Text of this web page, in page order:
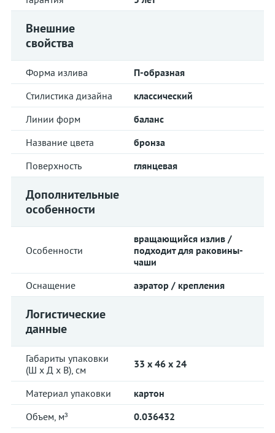
Внешние
свойства
Форма излива
П-образная
Стилистика дизайна
классический
Линии форм
баланс
Название цвета
бронза
Поверхность
глянцевая
Дополнительные
особенности
Особенности
вращающийся излив /
подходит для раковины-
чаши
Оснащение
аэратор / крепления
Логистические
данные
Габариты упаковки
(Ш х Д х В), см
33 x 46 x 24
Материал упаковки
картон
Объем, м³
0.036432